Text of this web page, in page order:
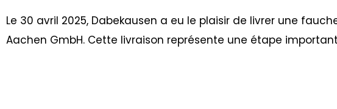
Le 30 avril 2025, Dabekausen a eu le plaisir de livrer une
Aachen GmbH. Cette livraison représente une étape